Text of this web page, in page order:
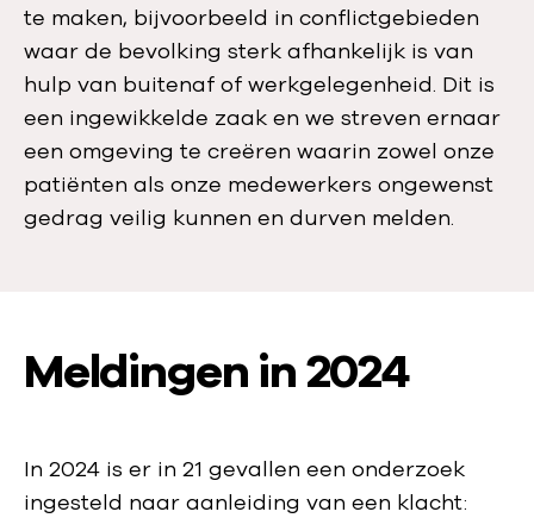
te maken, bijvoorbeeld in conflictgebieden
waar de bevolking sterk afhankelijk is van
hulp van buitenaf of werkgelegenheid. Dit is
een ingewikkelde zaak en we streven ernaar
een omgeving te creëren waarin zowel onze
patiënten als onze medewerkers ongewenst
gedrag veilig kunnen en durven melden.
Meldingen in 2024
In 2024 is er in 21 gevallen een onderzoek
ingesteld naar aanleiding van een klacht: